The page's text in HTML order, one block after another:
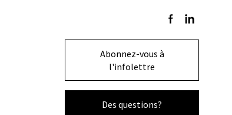
Suivez-nous sur
Suivez-nous
Abonnez-vous à
l'infolettre
Des questions?